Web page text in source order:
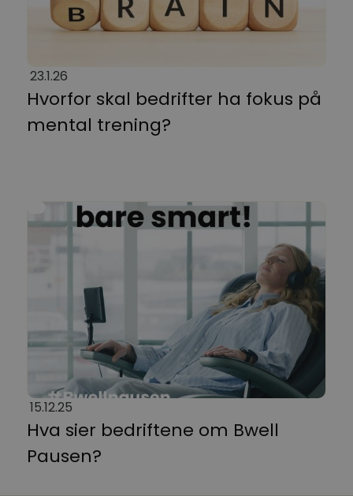
23.1.26
Hvorfor skal bedrifter ha fokus på
mental trening?
15.12.25
Hva sier bedriftene om Bwell
Pausen?